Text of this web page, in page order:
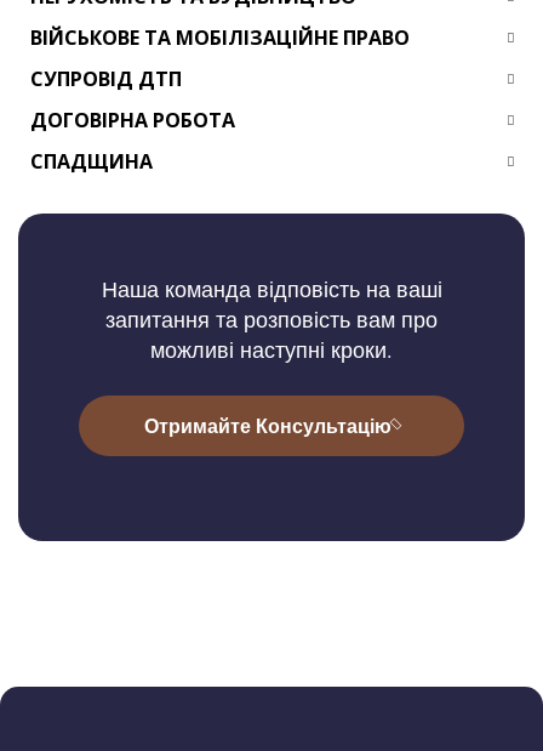
ВІЙСЬКОВЕ ТА МОБІЛІЗАЦІЙНЕ ПРАВО
СУПРОВІД ДТП
ДОГОВІРНА РОБОТА
СПАДЩИНА
Наша команда відповість на ваші
запитання та розповість вам про
можливі наступні кроки.
Отримайте Консультацію